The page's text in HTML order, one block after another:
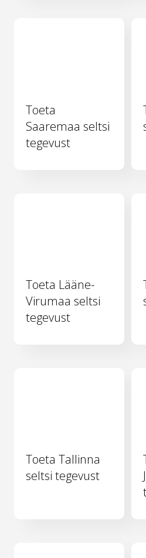
Toeta
Saaremaa seltsi
tegevust
Toeta Lääne-
Virumaa seltsi
tegevust
Toeta Tallinna
seltsi tegevust